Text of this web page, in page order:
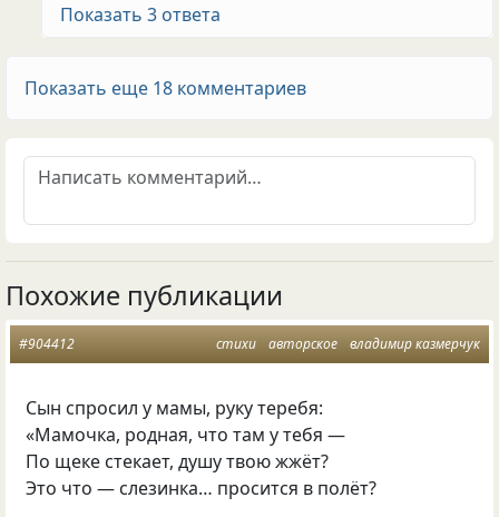
Показать 3 ответа
Показать еще 18 комментариев
Похожие публикации
стихи авторское владимир казмерчук
#904412
Сын спросил у мамы, руку теребя:
«Мамочка, родная, что там у тебя —
По щеке стекает, душу твою жжёт?
Это что — слезинка… просится в полёт?